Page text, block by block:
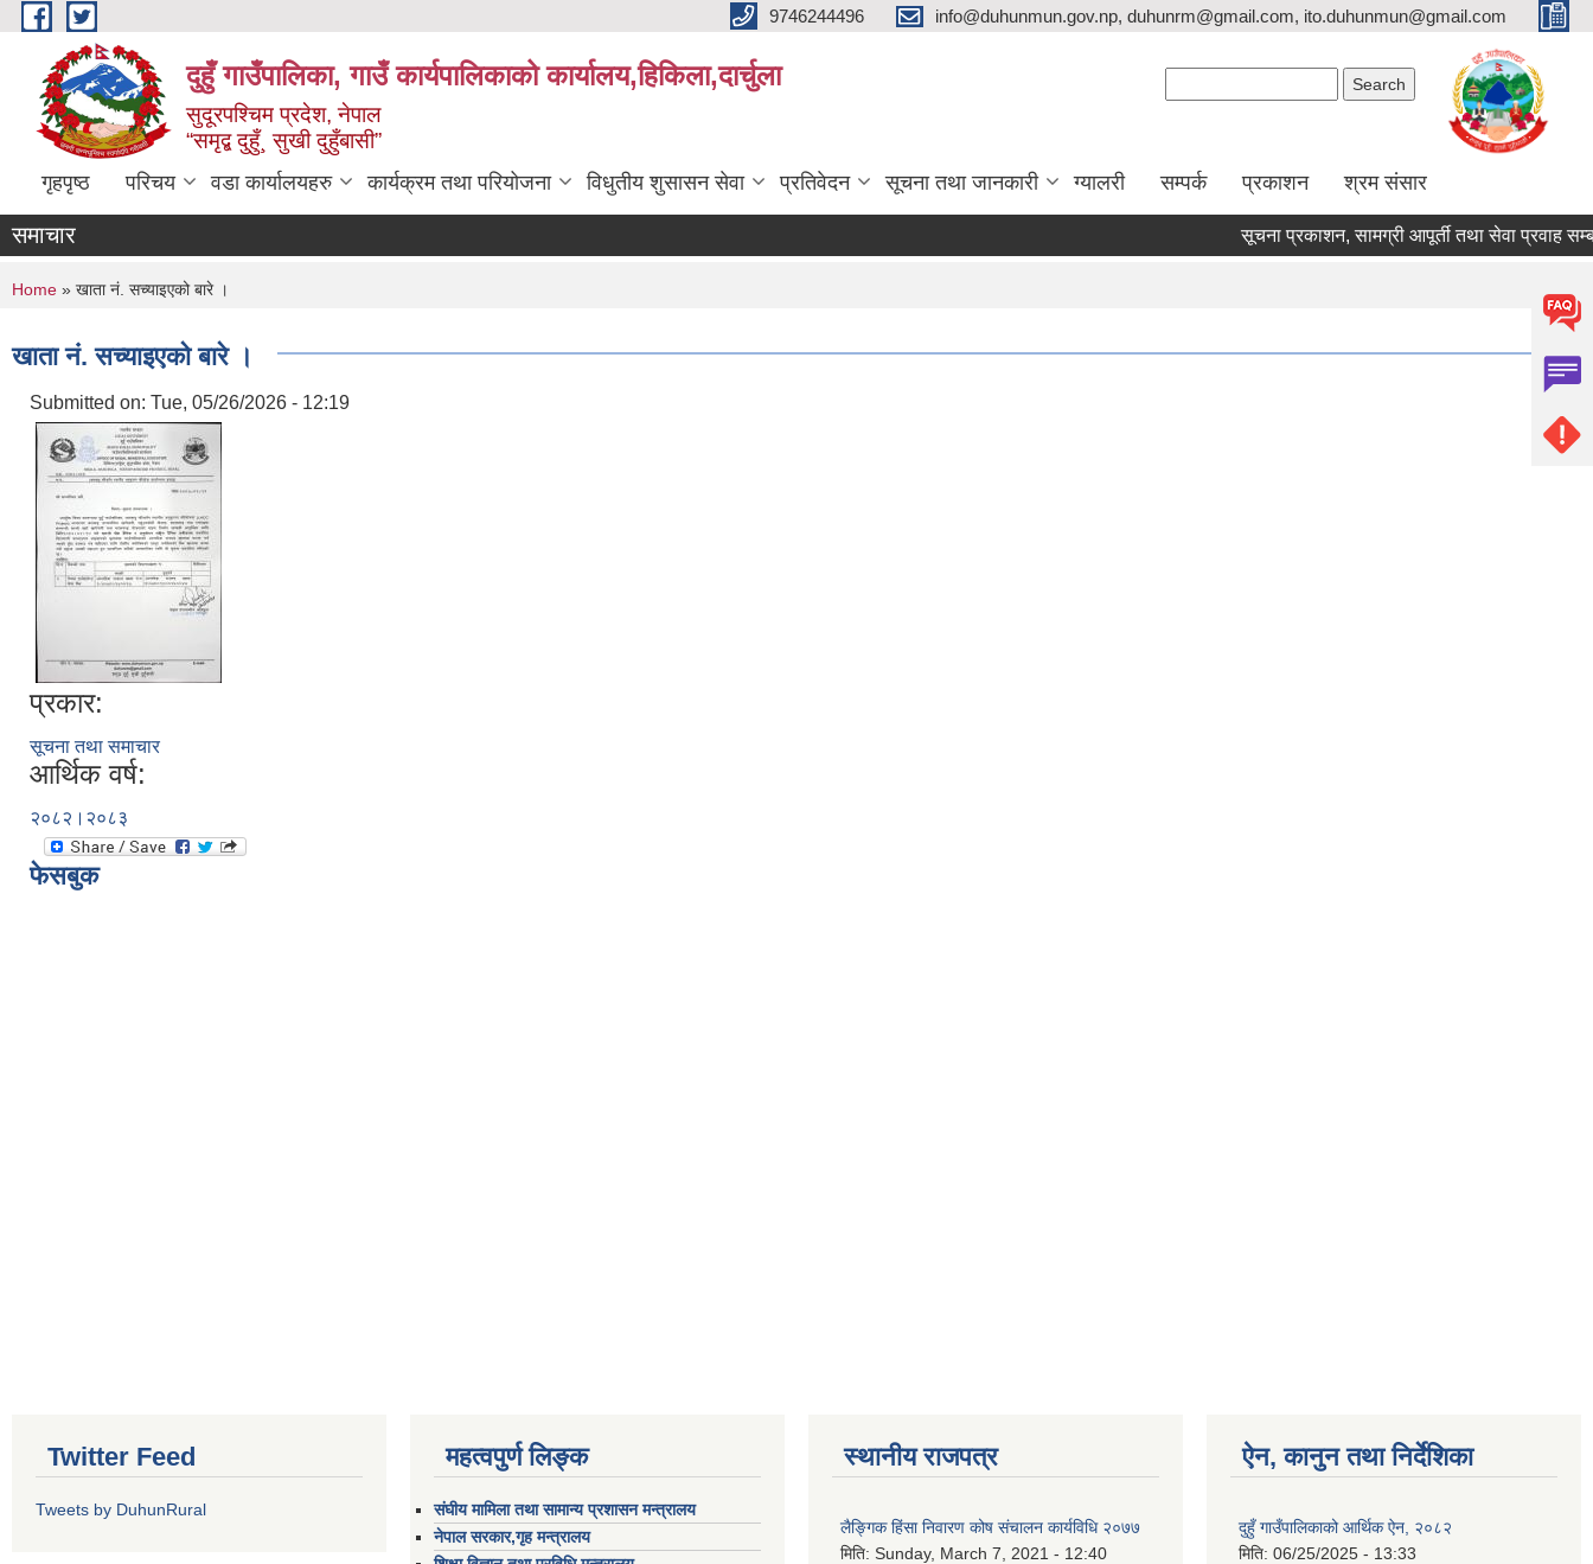
Skip to main content 9746244496 info@duhunmun.gov.np, duhunrm@gmail.com, ito.duhunmun@gmail.com
दुहुँ गाउँपालिका, गाउँ कार्यपालिकाको कार्यालय,हिकिला,दार्चुला
सुदूरपश्चिम प्रदेश, नेपाल
“समृद्ब दुहुँ¸ सुखी दुहुँबासी”
गृहपृष्ठ परिचय वडा कार्यालयहरु कार्यक्रम तथा परियोजना विधुतीय शुसासन सेवा प्रतिवेदन सूचना तथा जानकारी ग्यालरी सम्पर्क प्रकाशन श्रम संसार
समाचार सूचना प्रकाशन, सामग्री आपूर्ती तथा सेवा प्रवाह सम्बन्धमा
You are here
Home » खाता नं. सच्याइएको बारे ।
खाता नं. सच्याइएको बारे ।
Submitted on: Tue, 05/26/2026 - 12:19
प्रकार:
सूचना तथा समाचार
आर्थिक वर्ष:
२०८२।२०८३
फेसबुक
Twitter Feed
Tweets by DuhunRural
महत्वपुर्ण लिङ्क
संघीय मामिला तथा सामान्य प्रशासन मन्त्रालय
नेपाल सरकार,गृह मन्त्रालय
स्थानीय राजपत्र
लैङ्गिक हिंसा निवारण कोष संचालन कार्यविधि २०७७
मिति: Sunday, March 7, 2021 - 12:40
ऐन, कानुन तथा निर्देशिका
दुहुँ गाउँपालिकाको आर्थिक ऐन, २०८२
मिति: 06/25/2025 - 13:33